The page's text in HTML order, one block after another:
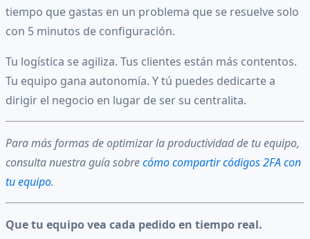
tiempo que gastas en un problema que se resuelve solo
con 5 minutos de configuración.
Tu logística se agiliza. Tus clientes están más contentos.
Tu equipo gana autonomía. Y tú puedes dedicarte a
dirigir el negocio en lugar de ser su centralita.
Para más formas de optimizar la productividad de tu equipo,
consulta nuestra guía sobrecómo compartir códigos 2FA con
tu equipo.
Que tu equipo vea cada pedido en tiempo real.